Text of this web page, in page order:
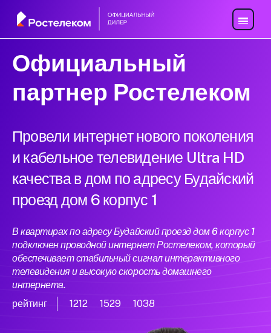
Официальный
партнер Ростелеком
Провели интернет нового поколения
и кабельное телевидение Ultra HD
качества в дом по адресу Будайский
проезд дом 6 корпус 1
В квартирах по адресу Будайский проезд дом 6 корпус 1
подключен проводной интернет Ростелеком, который
обеспечивает стабильный сигнал интерактивного
телевидения и высокую скорость домашнего
интернета.
рейтинг
1212 1529 1038